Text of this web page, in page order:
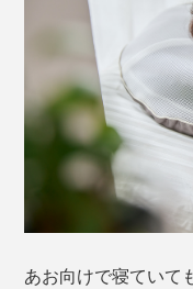
社内では、通称“プ
“プロハチ”は、「
れました。
あお向けで寝ていて